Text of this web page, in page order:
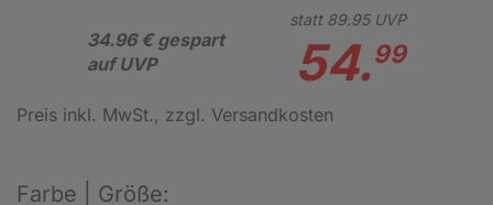
34.96 € gespart
auf UVP
statt 89.95UVP
54.99
Preis inkl. MwSt., zzgl. Versandkosten
Farbe | Größe: